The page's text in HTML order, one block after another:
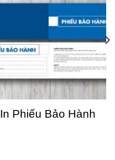
In Phiếu Bảo Hành